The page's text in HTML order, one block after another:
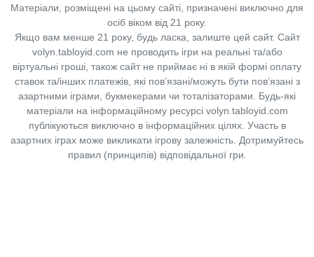
Матеріали, розміщені на цьому сайті, призначені виключно для
осіб віком від 21 року.
Якщо вам менше 21 року, будь ласка, залиште цей сайт. Сайт
volyn.tabloyid.com не проводить ігри на реальні та/або
віртуальні гроші, також сайт не приймає ні в якій формі оплату
ставок та/інших платежів, які пов’язані/можуть бути пов’язані з
азартними іграми, букмекерами чи тоталізаторами. Будь-які
матеріали на інформаційному ресурсі volyn.tabloyid.com
публікуються виключно в інформаційних цілях. Участь в
азартних іграх може викликати ігрову залежність. Дотримуйтесь
правил (принципів) відповідальної гри.